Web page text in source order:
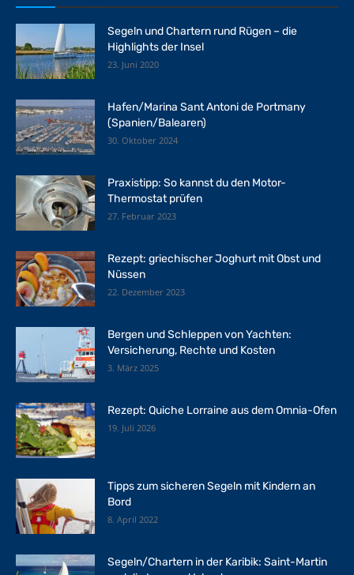
Segeln und Chartern rund Rügen – die
Highlights der Insel
23. Juni 2020
Hafen/Marina Sant Antoni de Portmany
(Spanien/Balearen)
30. Oktober 2024
Praxistipp: So kannst du den Motor-
Thermostat prüfen
27. Februar 2023
Rezept: griechischer Joghurt mit Obst und
Nüssen
22. Dezember 2023
Bergen und Schleppen von Yachten:
Versicherung, Rechte und Kosten
3. März 2025
Rezept: Quiche Lorraine aus dem Omnia-Ofen
19. Juli 2026
Tipps zum sicheren Segeln mit Kindern an
Bord
8. April 2022
Segeln/Chartern in der Karibik: Saint-Martin